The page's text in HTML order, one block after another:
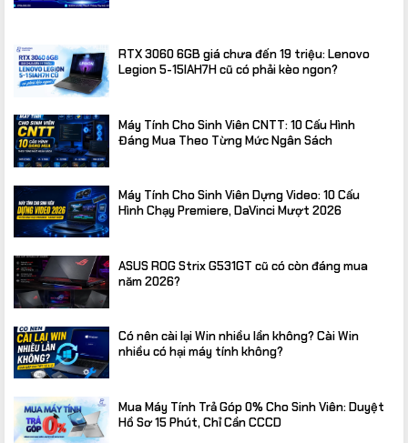
RTX 3060 6GB giá chưa đến 19 triệu: Lenovo
Legion 5-15IAH7H cũ có phải kèo ngon?
Máy Tính Cho Sinh Viên CNTT: 10 Cấu Hình
Đáng Mua Theo Từng Mức Ngân Sách
Máy Tính Cho Sinh Viên Dựng Video: 10 Cấu
Hình Chạy Premiere, DaVinci Mượt 2026
ASUS ROG Strix G531GT cũ có còn đáng mua
năm 2026?
Có nên cài lại Win nhiều lần không? Cài Win
nhiều có hại máy tính không?
Mua Máy Tính Trả Góp 0% Cho Sinh Viên: Duyệt
Hồ Sơ 15 Phút, Chỉ Cần CCCD